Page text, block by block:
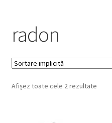
Coș
Plată
Request a Quote
radon
Afișez toate cele 2 rezultate